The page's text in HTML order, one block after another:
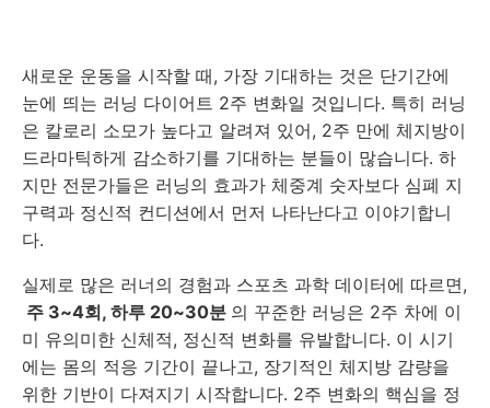
새로운 운동을 시작할 때, 가장 기대하는 것은 단기간에
눈에 띄는 러닝 다이어트 2주 변화일 것입니다. 특히 러닝
은 칼로리 소모가 높다고 알려져 있어, 2주 만에 체지방이
드라마틱하게 감소하기를 기대하는 분들이 많습니다. 하
지만 전문가들은 러닝의 효과가 체중계 숫자보다 심폐 지
구력과 정신적 컨디션에서 먼저 나타난다고 이야기합니
다.
실제로 많은 러너의 경험과 스포츠 과학 데이터에 따르면,
주 3~4회, 하루 20~30분 의 꾸준한 러닝은 2주 차에 이
미 유의미한 신체적, 정신적 변화를 유발합니다. 이 시기
에는 몸의 적응 기간이 끝나고, 장기적인 체지방 감량을
위한 기반이 다져지기 시작합니다. 2주 변화의 핵심을 정